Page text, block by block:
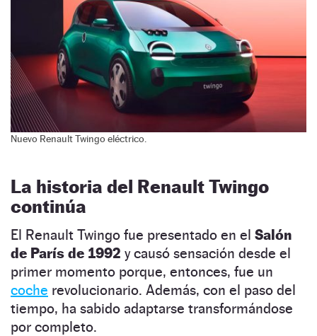
Nuevo Renault Twingo eléctrico.
La historia del Renault Twingo
continúa
El Renault Twingo fue presentado en el Salón
de París de 1992 y causó sensación desde el
primer momento porque, entonces, fue un
coche revolucionario. Además, con el paso del
tiempo, ha sabido adaptarse transformándose
por completo.